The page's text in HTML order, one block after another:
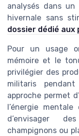
analysés dans
hivernale sans
dossier dédié
Pour un usage
mémoire et le
privilégier des
militaris
approche permet
l’énergie
d’envisager
champignons ou